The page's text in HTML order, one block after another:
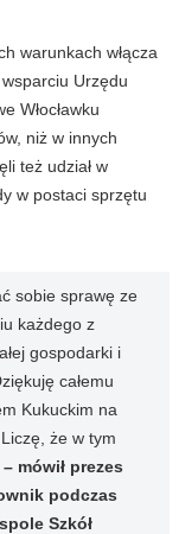
warunkach włącza
wsparciu Urzędu
Włocławku
niż w innych
też udział w
w postaci sprzętu
sobie sprawę ze
każdego z
gospodarki i
całemu
Kukuckim na
że w tym
– mówił prezes
podczas
Szkół